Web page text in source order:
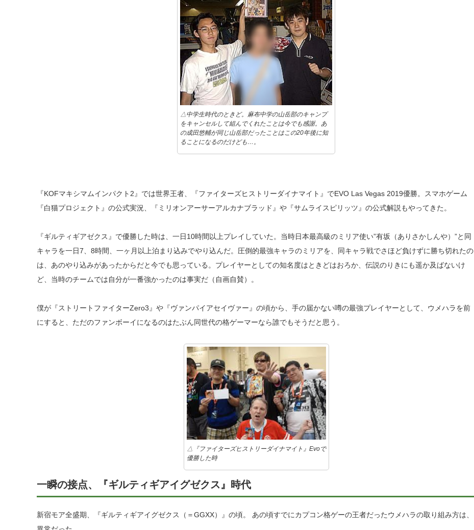
△中学生時代のときど。麻布中学の山岳部のキャンプ
をキャンセルして組んでくれたことは今でも感謝。あ
の成田悠輔が同じ山岳部だったことはこの20年後に知
ることになるのだけども…。
『KOFマキシマムインパクト2』では世界王者、『ファイターズヒストリーダイナマイト』でEVO Las Vegas 2019優勝。スマホゲーム
『白猫プロジェクト』の公式実況、『ミリオンアーサーアルカナブラッド』や『サムライスピリッツ』の公式解説もやってきた。
『ギルティギアゼクス』で優勝した時は、一日10時間以上プレイしていた。当時日本最高級のミリア使い”有坂（ありさかしんや）”と同
キャラを一日7、8時間、一ヶ月以上泊まり込みでやり込んだ。圧倒的最強キャラのミリアを、同キャラ戦でさほど負けずに勝ち切れたの
は、あのやり込みがあったからだと今でも思っている。プレイヤーとしての知名度はときどはおろか、伝説のりきにも遥か及ばないけ
ど、当時のチームでは自分が一番強かったのは事実だ（自画自賛）。
僕が『ストリートファイターZero3』や『ヴァンパイアセイヴァー』の頃から、手の届かない噂の最強プレイヤーとして、ウメハラを前
にすると、ただのファンボーイになるのはたぶん同世代の格ゲーマーなら誰でもそうだと思う。
△『ファイターズヒストリーダイナマイト』Evoで
優勝した時
一瞬の接点、『ギルティギアイグゼクス』時代
新宿モア全盛期、『ギルティギアイグゼクス（＝GGXX）』の頃。 あの頃すでにカプコン格ゲーの王者だったウメハラの取り組み方は、